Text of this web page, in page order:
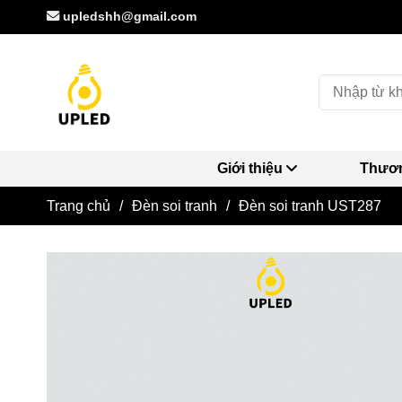
upledshh@gmail.com
Giới thiệu
Trang chủ / Đèn soi tranh / Đèn soi tranh UST287